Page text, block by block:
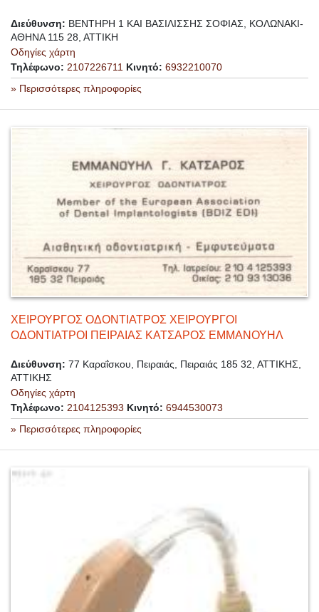
Διεύθυνση: ΒΕΝΤΗΡΗ 1 ΚΑΙ ΒΑΣΙΛΙΣΣΗΣ ΣΟΦΙΑΣ, ΚΟΛΩΝΑΚΙ-
ΑΘΗΝΑ 115 28, ΑΤΤΙΚΗ
Οδηγίες χάρτη
Τηλέφωνο: 2107226711 Κινητό: 6932210070
» Περισσότερες πληροφορίες
ΧΕΙΡΟΥΡΓΟΣ ΟΔΟΝΤΙΑΤΡΟΣ ΧΕΙΡΟΥΡΓΟΙ
ΟΔΟΝΤΙΑΤΡΟΙ ΠΕΙΡΑΙΑΣ ΚΑΤΣΑΡΟΣ ΕΜΜΑΝΟΥΗΛ
Διεύθυνση: 77 Καραΐσκου, Πειραιάς, Πειραιάς 185 32, ΑΤΤΙΚΗΣ,
ΑΤΤΙΚΗΣ
Οδηγίες χάρτη
Τηλέφωνο: 2104125393 Κινητό: 6944530073
» Περισσότερες πληροφορίες